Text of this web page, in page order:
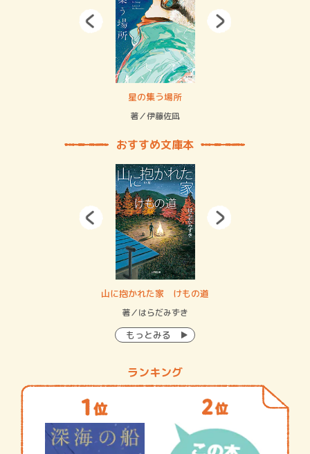
星の集う場所
著／伊藤佐凪
おすすめ文庫本
山に抱かれた家 けもの道
著／はらだみずき
もっとみる
ランキング